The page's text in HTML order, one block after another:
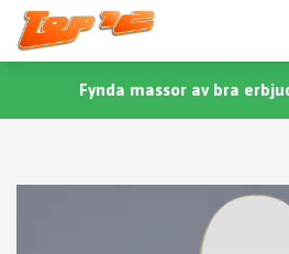
Fynda massor av bra